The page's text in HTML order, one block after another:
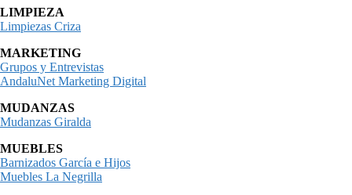
LIMPIEZA
Limpiezas Criza
MARKETING
Grupos y Entrevistas
AndaluNet Marketing Digital
MUDANZAS
Mudanzas Giralda
MUEBLES
Barnizados García e Hijos
Muebles La Negrilla